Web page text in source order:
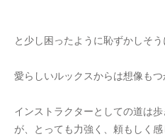
と少し困ったように恥ずかしそう
愛らしいルックスからは想像もつ
インストラクターとしての道は
が、とっても力強く、頼もしく感